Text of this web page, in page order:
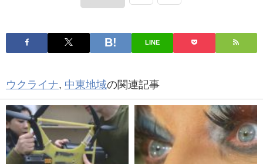
LINE
ウクライナ, 中東地域の関連記事